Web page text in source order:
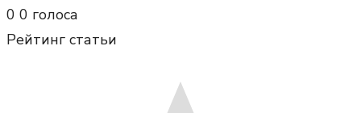
0 0 голоса
Рейтинг статьи